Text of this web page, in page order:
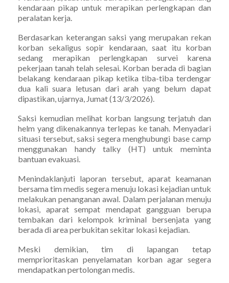
kendaraan pikap untuk merapikan perlengkapan dan
peralatan kerja.
Berdasarkan keterangan saksi yang merupakan rekan
korban sekaligus sopir kendaraan, saat itu korban
sedang merapikan perlengkapan survei karena
pekerjaan tanah telah selesai. Korban berada di bagian
belakang kendaraan pikap ketika tiba-tiba terdengar
dua kali suara letusan dari arah yang belum dapat
dipastikan, ujarnya, Jumat (13/3/2026).
Saksi kemudian melihat korban langsung terjatuh dan
helm yang dikenakannya terlepas ke tanah. Menyadari
situasi tersebut, saksi segera menghubungi base camp
menggunakan handy talky (HT) untuk meminta
bantuan evakuasi.
Menindaklanjuti laporan tersebut, aparat keamanan
bersama tim medis segera menuju lokasi kejadian untuk
melakukan penanganan awal. Dalam perjalanan menuju
lokasi, aparat sempat mendapat gangguan berupa
tembakan dari kelompok kriminal bersenjata yang
berada di area perbukitan sekitar lokasi kejadian.
Meski demikian, tim di lapangan tetap
memprioritaskan penyelamatan korban agar segera
mendapatkan pertolongan medis.